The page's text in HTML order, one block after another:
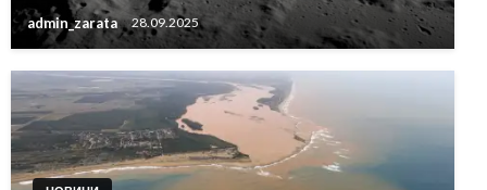
admin_zarata 28.09.2025